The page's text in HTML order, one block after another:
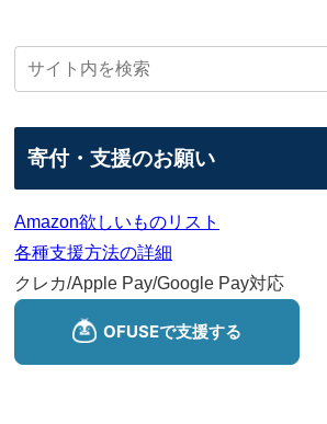
寄付・支援のお願い
Amazon欲しいものリスト
各種支援方法の詳細
クレカ/Apple Pay/Google Pay対応